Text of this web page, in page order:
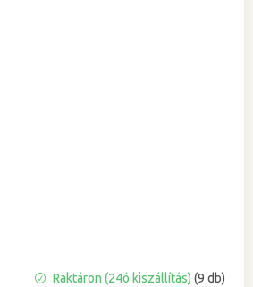
Raktáron (24ó kiszállítás)(9 db)